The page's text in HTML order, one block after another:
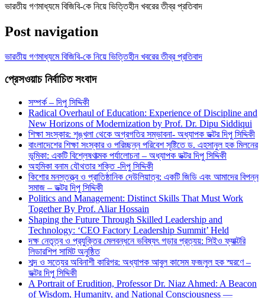
ভারতীয় গণমাধ্যমে বিজিবি-কে নিয়ে ভিত্তিহীন খবরের তীব্র প্রতিবাদ
Post navigation
ভারতীয় গণমাধ্যমে বিজিবি-কে নিয়ে ভিত্তিহীন খবরের তীব্র প্রতিবাদ
প্রেসওয়াচ নির্বাচিত সংবাদ
সম্পর্ক – দিপু সিদ্দিকী
Radical Overhaul of Education: Experience of Discipline and
New Horizons of Modernization by Prof. Dr. Dipu Siddiqui
শিক্ষা সংস্কার: শৃঙ্খলা থেকে অগ্রগতির সম্ভাবনা- অধ্যাপক ডক্টর দিপু সিদ্দিকী
বাংলাদেশের শিক্ষা সংস্কার ও পরিচ্ছন্ন পরিবেশ সৃষ্টিতে ড. এহসানুল হক মিলনের
ভূমিকা: একটি বিশ্লেষণাত্মক পর্যালোচনা – অধ্যাপক ডক্টর দিপু সিদ্দিকী
অহমিকা বনাম যৌথতার শক্তি -দিপু সিদ্দিকী
কিশোর মনস্তত্ত্ব ও প্রাতিষ্ঠানিক দেউলিয়াত্ব: একটি জিডি এবং আমাদের বিপন্ন
সমাজ – ডক্টর দিপু সিদ্দিকী
Politics and Management: Distinct Skills That Must Work
Together By Prof. Aliar Hossain
Shaping the Future Through Skilled Leadership and
Technology: ‘CEO Factory Leadership Summit’ Held
দক্ষ নেতৃত্ব ও প্রযুক্তির মেলবন্ধনে ভবিষ্যৎ গড়ার প্রত্যয়: সিইও ফ্যাক্টরি
লিডারশিপ সামিট অনুষ্ঠিত
শব্দ ও সত্যের অবিনাশী কারিগর: অধ্যাপক আবুল কাসেম ফজলুল হক স্মরণে –
ডক্টর দিপু সিদ্দিকী
A Portrait of Erudition, Professor Dr. Niaz Ahmed: A Beacon
of Wisdom, Humanity, and National Consciousness —